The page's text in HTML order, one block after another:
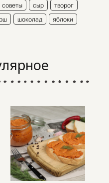
советы сыр
творог
шоколад яблоки